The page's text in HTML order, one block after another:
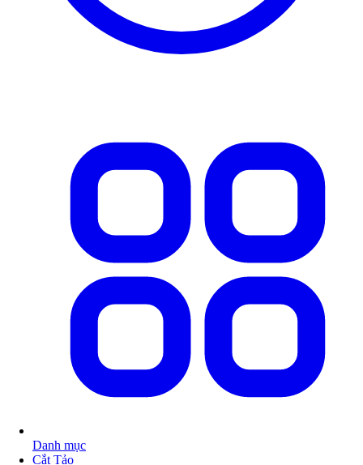
Danh mục
Cắt Tảo